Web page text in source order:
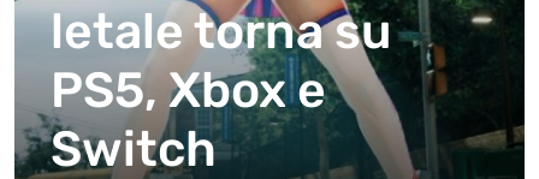
letale torna su
PS5, Xbox e
Switch